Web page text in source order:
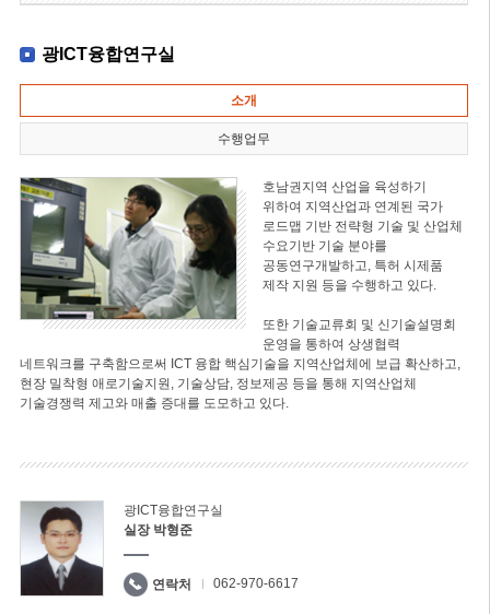
광ICT융합연구실
소개
수행업무
호남권지역 산업을 육성하기
위하여 지역산업과 연계된 국가
로드맵 기반 전략형 기술 및 산업체
수요기반 기술 분야를
공동연구개발하고, 특허 시제품
제작 지원 등을 수행하고 있다.
또한 기술교류회 및 신기술설명회
운영을 통하여 상생협력
네트워크를 구축함으로써 ICT 융합 핵심기술을 지역산업체에 보급 확산하고,
현장 밀착형 애로기술지원, 기술상담, 정보제공 등을 통해 지역산업체
기술경쟁력 제고와 매출 증대를 도모하고 있다.
광ICT융합연구실
실장 박형준
연락처 062-970-6617